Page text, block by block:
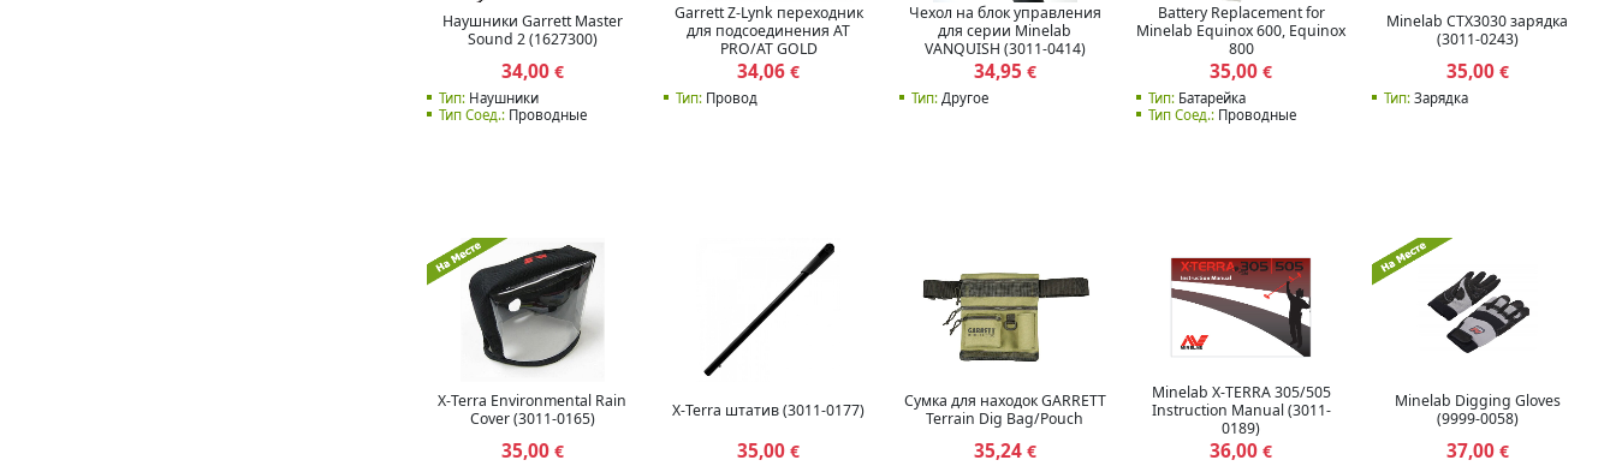
Наушники Garrett Master
Sound 2 (1627300)
34,00€
Тип: Наушники
Тип Соед.: Проводные
Garrett Z-Lynk переходник
для подсоединения AT
PRO/AT GOLD
34,06 €
Тип:Провод
Чехол на блок управления
для серии Minelab
VANQUISH (3011-0414)
34,95 €
Тип: Другое
Battery Replacement for
Minelab Equinox 600, Equinox
800
35,00 €
Тип:Батарейка
Тип Соед.:Проводные
Minelab CTX3030 зарядка
(3011-0243)
35,00€
Тип: Зарядка
X-Terra Environmental Rain
Cover (3011-0165)
35,00€
X-Terra штатив (3011-0177)
35,00 €
Сумка для находок GARRETT
Terrain Dig Bag/Pouch
35,24€
Minelab X-TERRA 305/505
Instruction Manual (3011-
0189)
36,00 €
Minelab Digging Gloves
(9999-0058)
37,00€